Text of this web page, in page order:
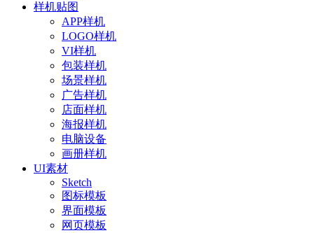
样机贴图
APP样机
LOGO样机
VI样机
包装样机
场景样机
广告样机
店面样机
海报样机
电脑设备
画册样机
UI素材
Sketch
图标模板
界面模板
网页模板